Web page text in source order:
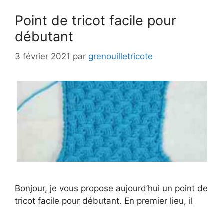
Point de tricot facile pour
débutant
3 février 2021 par grenouilletricote
Bonjour, je vous propose aujourd’hui un point de
tricot facile pour débutant. En premier lieu, il